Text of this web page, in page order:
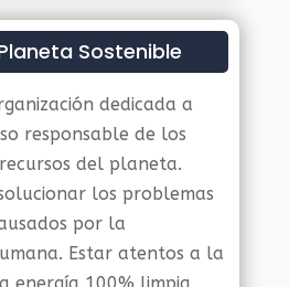
Sostenible
dedicada a
responsable de los
del planeta.
los problemas
por la
Estar atentos a la